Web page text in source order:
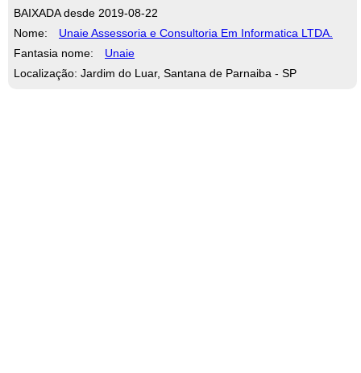
BAIXADA desde 2019-08-22
Nome:
Unaie Assessoria e Consultoria Em Informatica LTDA.
Fantasia nome:
Unaie
Localização: Jardim do Luar, Santana de Parnaiba - SP